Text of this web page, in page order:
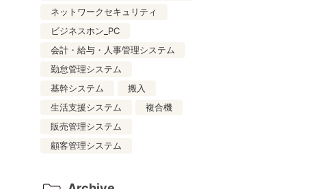
ネットワークセキュリティ
ビジネスホン_PC
会計・給与・人事管理システム
勤怠管理システム
基幹システム
搬入
生活支援システム
複合機
販売管理システム
顧客管理システム